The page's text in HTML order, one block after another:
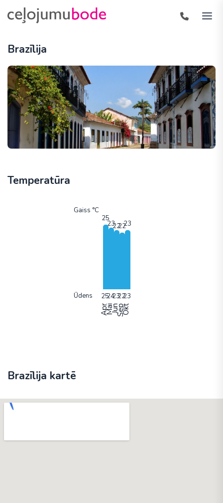
Brazīlija
Temperatūra
Gaiss °C
Ūdens
AprMaiJunSepOkt
Brazīlija kartē